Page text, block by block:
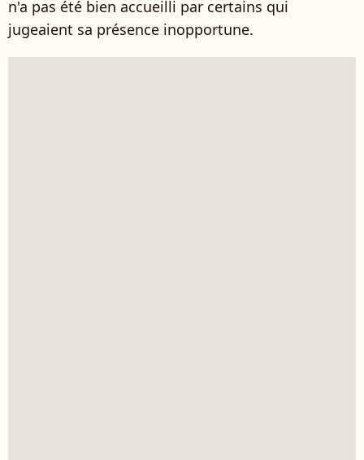
n'a pas été bien accueilli par certains qui
jugeaient sa présence inopportune.